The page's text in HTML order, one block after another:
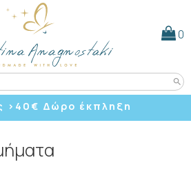
0
search
>40 € Δώρο έκπληξη